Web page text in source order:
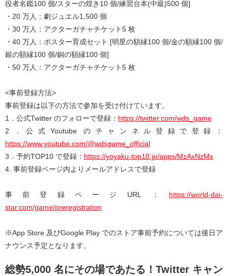
役者名鑑100 個/スターの煌き10 個/練習台本(中級)500 個]
・20 万人：劇ジュエル1,500 個
・30 万人：アクターガチャチケット5 枚
・40 万人：ポスター育成セット [明星の額縁100 個/金の額縁100 個/
銀の額縁100 個/銅の額縁100 個]
・50 万人：アクターガチャチケット5 枚
<事前登録方法>
事前登録は以下の方法で参加を受け付けています。
1．公式Twitter のフォローで登録： https://twitter.com/wds_game
2．公式Youtube のチャンネル登録で登録：
https://www.youtube.com/@wdsgame_official
3．予約TOP10 で登録： https://yoyaku-top10.jp/apps/MzAxNzMx
4. 事前登録ページ内よりメールアドレスで登録
事前登録ページURL： https://world-dai-
star.com/game/preregistration
※App Store 及びGoogle Play でのストア事前予約については後日ア
ナウンス予定となります。
総勢5,000 名にその場であたる！Twitter キャン